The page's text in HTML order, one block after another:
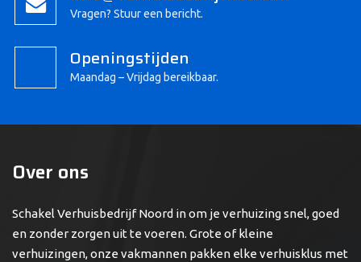
Vragen? Stuur een bericht.
Openingstijden
Maandag – Vrijdag bereikbaar.
Over ons
Schakel Verhuisbedrijf Noord in om je verhuizing snel, goed
en zonder zorgen uit te voeren. Grote of kleine
verhuizingen, onze vakmannen pakken elke verhuisklus met